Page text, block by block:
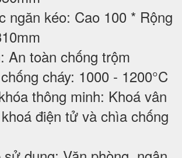
ngăn kéo: Cao 100 * Rộng
An toàn chống trộm
cháy: 1000 - 1200°C
thông minh: Khoá vân
điện tử và chìa chống